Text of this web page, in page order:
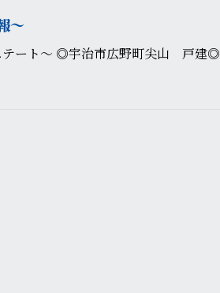
〜
テート〜 ◎宇治市広野町尖山 戸建◎